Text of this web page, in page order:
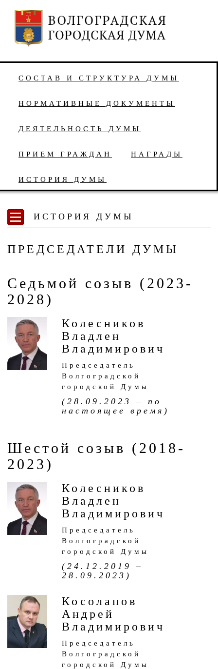
СОСТАВ И СТРУКТУРА ДУМЫ
НОРМАТИВНЫЕ ДОКУМЕНТЫ
ДЕЯТЕЛЬНОСТЬ ДУМЫ
ПРИЕМ ГРАЖДАН НАГРАДЫ
ИСТОРИЯ ДУМЫ
ИСТОРИЯ ДУМЫ
ПРЕДСЕДАТЕЛИ ДУМЫ
Седьмой созыв (2023-
2028)
Колесников
Владлен
Владимирович
Председатель
Волгоградской
городской Думы
(28.09.2023 – по
настоящее время)
Шестой созыв (2018-
2023)
Колесников
Владлен
Владимирович
Председатель
Волгоградской
городской Думы
(24.12.2019 –
28.09.2023)
Косолапов
Андрей
Владимирович
Председатель
Волгоградской
городской Думы